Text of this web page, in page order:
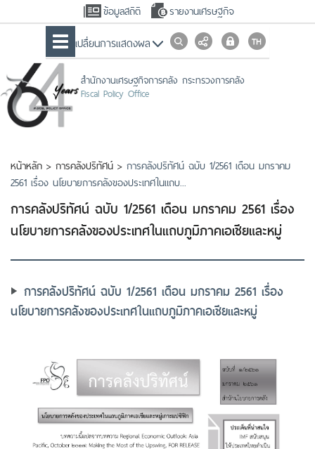
ข้อมูลสถิติ รายงานเศรษฐกิจ
เปลื่ยนการแสดงผล
สำนักงานเศรษฐกิจการคลัง กระทรวงการคลัง
Fiscal Policy Office
หน้าหลัก > การคลังปริทัศน์ > การคลังปริทัศน์ ฉบับ 1/2561 เดือน มกราคม
2561 เรื่อง นโยบายการคลังของประเทศในแถบ...
การคลังปริทัศน์ ฉบับ 1/2561 เดือน มกราคม 2561 เรื่อง
นโยบายการคลังของประเทศในแถบภูมิภาคเอเชียและหมู่
การคลังปริทัศน์ ฉบับ 1/2561 เดือน มกราคม 2561 เรื่อง
นโยบายการคลังของประเทศในแถบภูมิภาคเอเชียและหมู่